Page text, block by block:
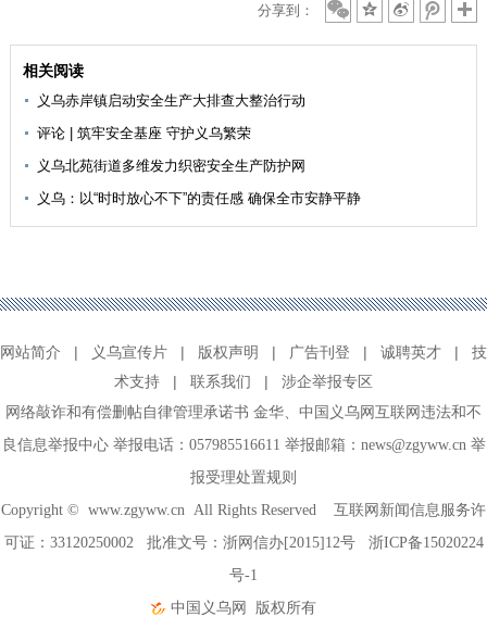
分享到：
相关阅读
义乌赤岸镇启动安全生产大排查大整治行动
评论 | 筑牢安全基座 守护义乌繁荣
义乌北苑街道多维发力织密安全生产防护网
义乌：以“时时放心不下”的责任感 确保全市安静平静
网站简介 | 义乌宣传片 | 版权声明 | 广告刊登 | 诚聘英才 |
技
术支持
| 联系我们 | 涉企举报专区
网络敲诈和有偿删帖自律管理承诺书 金华
中国义乌网互联网违法和不
良信息举报中心举报电话：057985516611 举报邮箱：news@zgyww.cn 举
报受理处置规则
Copyright © www.zgyww.cn All Rights Reserved 互联网新闻信息服务许
可证：33120250002 批准文号：浙网信办[2015]12号 浙ICP备15020224
号-1
中国义乌网
版权所有